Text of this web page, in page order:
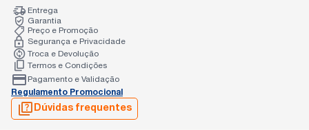
Entrega
Garantia
Preço e Promoção
Segurança e Privacidade
Troca e Devolução
Termos e Condições
Pagamento e Validação
Regulamento Promocional
Dúvidas frequentes